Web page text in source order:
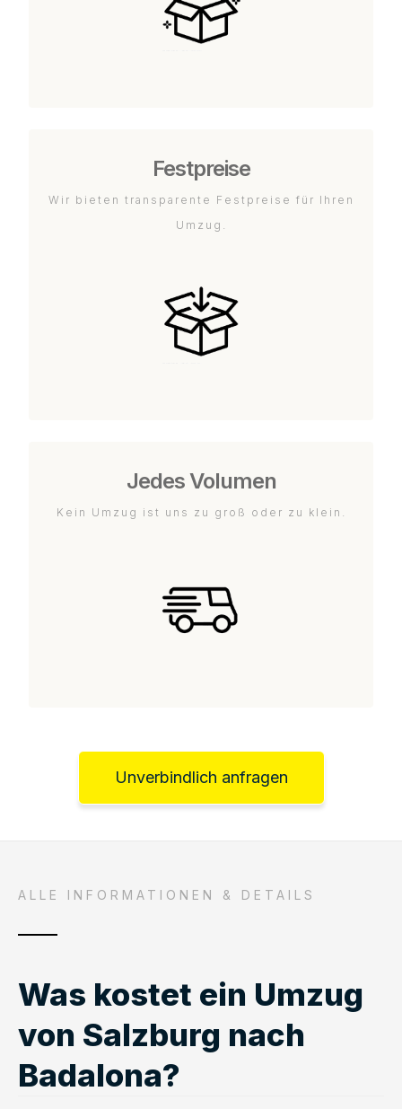
Festpreise
Wir bieten transparente Festpreise für Ihren
Umzug.
Jedes Volumen
Kein Umzug ist uns zu groß oder zu klein.
Unverbindlich anfragen
ALLE INFORMATIONEN & DETAILS
Was kostet ein Umzug
von Salzburg nach
Badalona?